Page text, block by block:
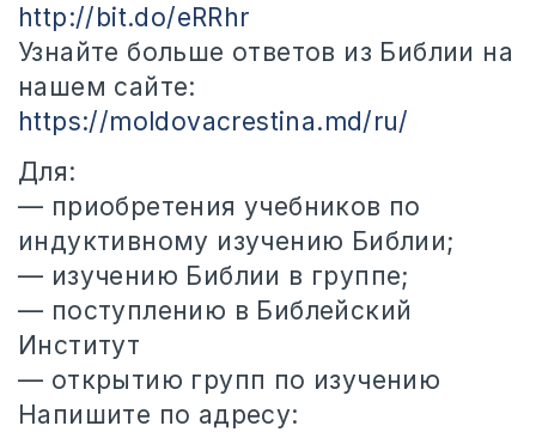
http://bit.do/eRRhr
Узнайте больше ответов из Библии на
нашем сайте:
https://moldovacrestina.md/ru/
Для:
— приобретения учебников по
индуктивному изучению Библии;
— изучению Библии в группе;
— поступлению в Библейский
Институт
— открытию групп по изучению
Напишите по адресу: